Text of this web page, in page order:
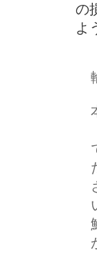
の
よ